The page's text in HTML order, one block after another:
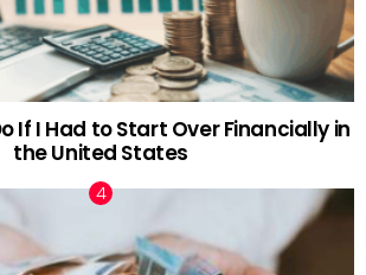
If I Had to Start Over Financially in
the United States